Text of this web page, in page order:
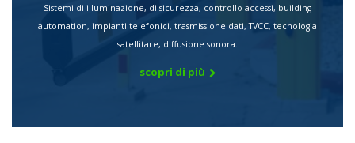
Sistemi di illuminazione, di sicurezza, controllo accessi, building
automation, impianti telefonici, trasmissione dati, TVCC, tecnologia
satellitare, diffusione sonora.
scopri di più